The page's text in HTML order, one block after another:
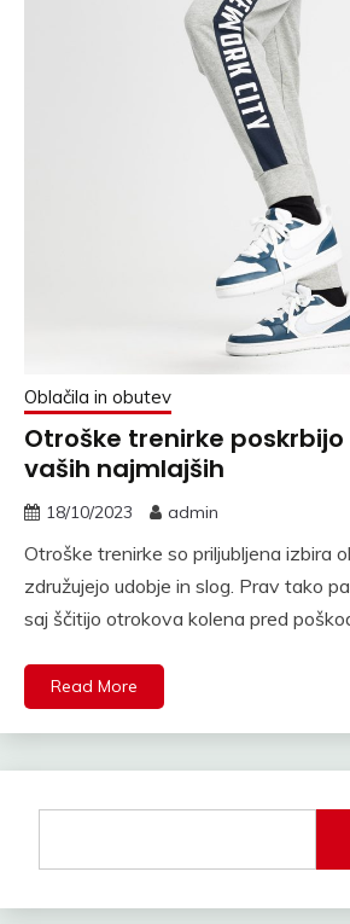
Oblačila in obutev
Otroške trenirke
vaših najmlajših
18/10/2023 admin
Otroške trenirke so priljubljena izbira
združujejo udobje in slog. Prav tako
saj ščitijo otrokova kolena pred
Read More